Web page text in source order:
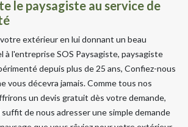
le paysagiste au service de
extérieur en lui donnant un beau
à l'entreprise SOS Paysagiste, paysagiste
depuis plus de 25 ans, Confiez-nous
vous décevra jamais. Comme tous nos
un devis gratuit dès votre demande,
de nous adresser une simple demande